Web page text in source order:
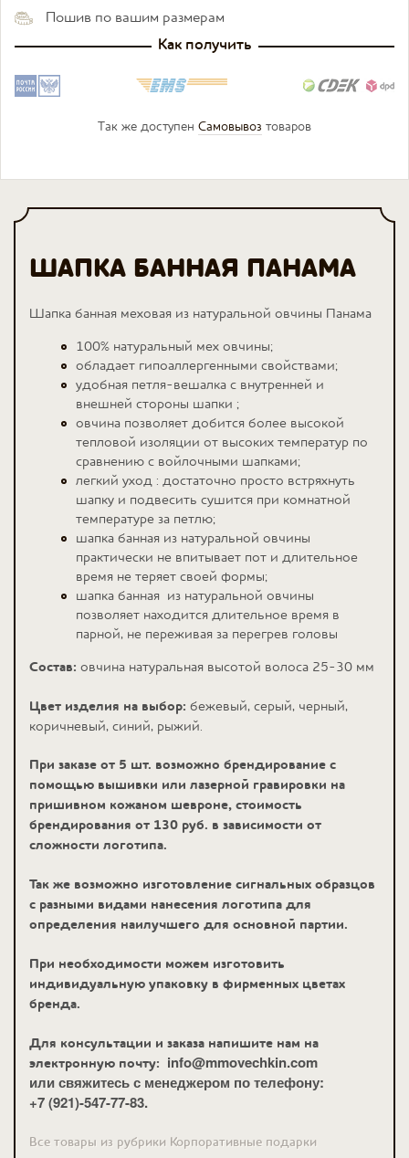
Пошив по вашим размерам
Как получить
Так же доступен Самовывоз товаров
ШАПКА БАННАЯ ПАНАМА
Шапка банная меховая из натуральной овчины Панама
100% натуральный мех овчины;
обладает гипоаллергенными свойствами;
удобная петля-вешалка с внутренней и
внешней стороны шапки ;
овчина позволяет добится более высокой
тепловой изоляции от высоких температур по
сравнению с войлочными шапками;
легкий уход : достаточно просто встряхнуть
шапку и подвесить сушится при комнатной
температуре за петлю;
шапка банная из натуральной овчины
практически не впитывает пот и длительное
время не теряет своей формы;
шапка банная из натуральной овчины
позволяет находится длительное время в
парной, не переживая за перегрев головы
Состав: овчина натуральная высотой волоса 25-30 мм
Цвет изделия на выбор: бежевый, серый, черный,
коричневый, синий, рыжий.
При заказе от 5 шт. возможно брендирование с
помощью вышивки или лазерной гравировки на
пришивном кожаном шевроне, стоимость
брендирования от 130 руб. в зависимости от
сложности логотипа.
Так же возможно изготовление сигнальных образцов
с разными видами нанесения логотипа для
определения наилучшего для основной партии.
При необходимости можем изготовить
индивидуальную упаковку в фирменных цветах
бренда.
Для консультации и заказа напишите нам на
электронную почту: info@mmovechkin.com
или свяжитесь с менеджером по телефону:
+7 (921)-547-77-83.
Все товары из рубрики Корпоративные подарки